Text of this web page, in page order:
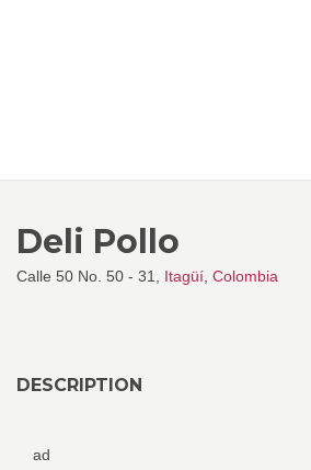
Deli Pollo
Calle 50 No. 50 - 31, Itagüí Colombia
DESCRIPTION
ad